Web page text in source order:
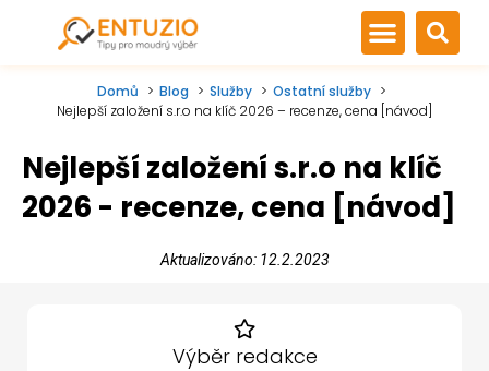
Domů Blog Služby
Ostatní služby
Nejlepší založení s.r.o na klíč 2026 – recenze, cena [návod]
Nejlepší založení s.r.o na klíč
2026 - recenze, cena [návod]
Aktualizováno: 12.2.2023
Výběr redakce